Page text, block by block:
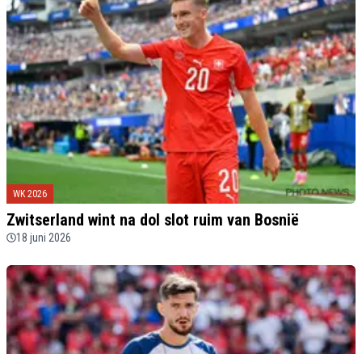
WK 2026
Zwitserland wint na dol slot ruim van Bosnië
18 juni 2026